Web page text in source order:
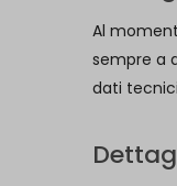
Al
sempre a
dati